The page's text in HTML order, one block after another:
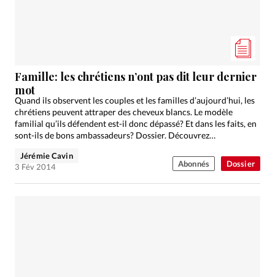
Dossier
Famille: les chrétiens n’ont pas dit leur dernier
mot
Quand ils observent les couples et les familles d’aujourd’hui, les
chrétiens peuvent attraper des cheveux blancs. Le modèle
familial qu’ils défendent est-il donc dépassé? Et dans les faits, en
sont-ils de bons ambassadeurs? Dossier. Découvrez…
Jérémie Cavin
3 Fév 2014
Abonnés